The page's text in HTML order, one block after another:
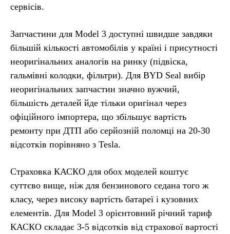
сервісів.
Запчастини для Model 3 доступні швидше завдяки
більшій кількості автомобілів у країні і присутності
неоригінальних аналогів на ринку (підвіска,
гальмівні колодки, фільтри). Для BYD Seal вибір
неоригінальних запчастин значно вужчий,
більшість деталей йде тільки оригінал через
офіційного імпортера, що збільшує вартість
ремонту при ДТП або серйозній поломці на 20-30
відсотків порівняно з Tesla.
Страховка КАСКО для обох моделей коштує
суттєво вище, ніж для бензинового седана того ж
класу, через високу вартість батареї і кузовних
елементів. Для Model 3 орієнтовний річний тариф
КАСКО складає 3-5 відсотків від страхової вартості